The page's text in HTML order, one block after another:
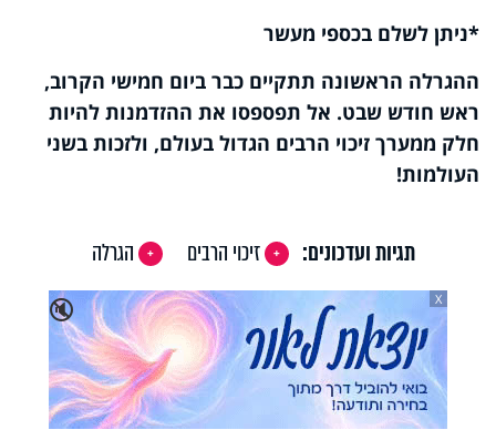
*ניתן לשלם בכספי מעשר
ההגרלה הראשונה תתקיים כבר ביום חמישי הקרוב,
ראש חודש שבט. אל תפספסו את ההזדמנות להיות
חלק ממערך זיכוי הרבים הגדול בעולם, ולזכות בשני
העולמות!
תגיות ועדכונים: זיכוי הרבים
הגרלה
🔇
X